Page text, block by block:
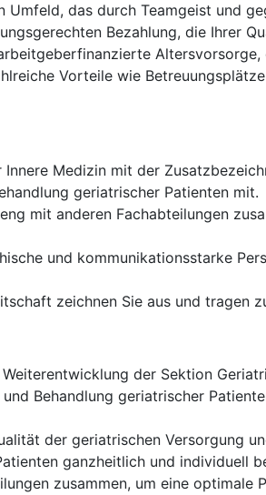
Umfeld, das durch Teamgeist und
Bezahlung, die Ihrer
Vorteile wie
Medizin mit der
geriatrischer Patienten mit.
mit anderen Fachabteilungen
und kommunikationsstarke
zeichnen Sie aus und tragen
der Sektion
Behandlung geriatrischer
der geriatrischen Versorgung
ganzheitlich und individuell
zusammen, um eine optimale